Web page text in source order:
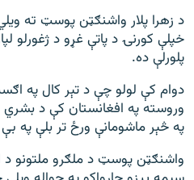
د زهرا پلار واشنګټن پوسټ ته
پلورلې ده.
دوام کې لولو چې د تېر کال په
وروسته په افغانستان کې د بشري
په څېر ماشومانې ورځ تر بلې په
واشنګټن پوسټ د ملګرو ملتونو د